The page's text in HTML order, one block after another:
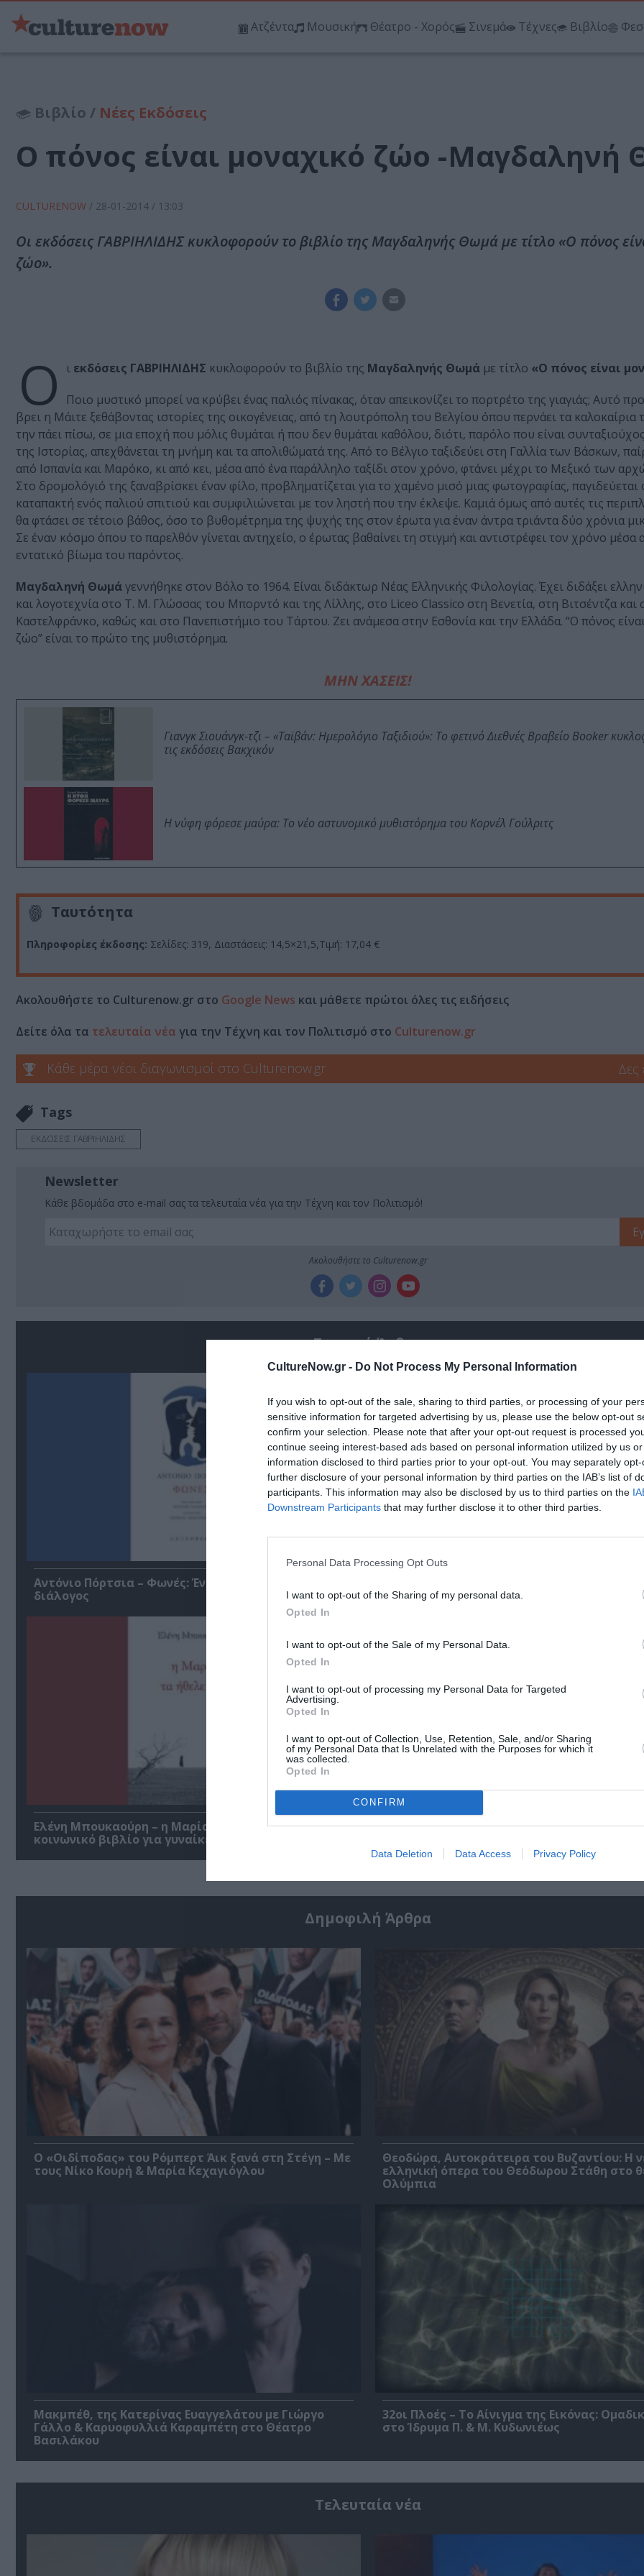
CultureNow.gr - Do Not Process My Personal Information
If you wish to opt-out of the sale, sharing to third parties, or processing of your
sensitive information for targeted advertising by us, please use the below opt-out
confirm your selection. Please note that after your opt-out request is processed
continue seeing interest-based ads based on personal information utilized by us
information disclosed to third parties prior to your opt-out. You may separately
further disclosure of your personal information by third parties on the IAB’s list of
participants. This information may also be disclosed by us to third parties on the
Downstream Participants that may further disclose it to other third parties.
Personal Data Processing Opt Outs
I want to opt-out of the Sharing of my personal data.
Opted In
I want to opt-out of the Sale of my Personal Data.
Opted In
I want to opt-out of processing my Personal Data for Targeted
Advertising.
Opted In
I want to opt-out of Collection, Use, Retention, Sale, and/or Sharing
of my Personal Data that Is Unrelated with the Purposes for which it
was collected.
Opted In
CONFIRM
Data Deletion Data Access Privacy Policy
Ατζέντα Μουσική Θέατρο - Χορός Σινεμά Τέχνες Βιβλίο
Βιβλίο / Νέες Εκδόσεις
Ο πόνος είναι μοναχικό ζώο -Μαγδαληνή
CULTURENOW / 28-01-2014 / 13:03
Οι εκδόσεις ΓΑΒΡΙΗΛΙΔΗΣ κυκλοφορούν το βιβλίο της Μαγδαληνής Θωμά με τίτλο «Ο πόνος
ζώο».
Ο ι εκδόσεις ΓΑΒΡΙΗΛΙΔΗΣ κυκλοφορούν το βιβλίο της Μαγδαληνής Θωμά με τίτλο «Ο πόνος είναι
Ποιο μυστικό μπορεί να κρύβει ένας παλιός πίνακας, όταν απεικονίζει το πορτρέτο της γιαγιάς; Αυτό
βρει η Μάιτε ξεθάβοντας ιστορίες της οικογένειας, από τη λουτρόπολη του Βελγίου όπου περνάει τα καλοκαίρια
την πάει πίσω, σε μια εποχή που μόλις θυμάται ή που δεν θυμάται καθόλου, διότι, παρόλο που είναι
της Ιστορίας, απεχθάνεται τη μνήμη και τα απολιθώματά της. Από το Βέλγιο ταξιδεύει στη Γαλλία των Βάσκων,
από Ισπανία και Μαρόκο, κι από κει, μέσα από ένα παράλληλο ταξίδι στον χρόνο, φτάνει μέχρι το Μεξικό των
Στο δρομολόγιό της ξαναβρίσκει έναν φίλο, προβληματίζεται για το χαμένο μισό μιας φωτογραφίας, παγιδεύεται
καταπακτή ενός παλιού σπιτιού και συμφιλιώνεται με τον ληστή που την έκλεψε. Καμιά όμως από αυτές τις
θα φτάσει σε τέτοιο βάθος, όσο το βυθομέτρημα της ψυχής της στον έρωτα για έναν άντρα τριάντα δύο χρόνια
Σε έναν κόσμο όπου το παρελθόν γίνεται αντηχείο, ο έρωτας βαθαίνει τη στιγμή και αντιστρέφει τον χρόνο μέσα
εντατικό βίωμα του παρόντος.
Μαγδαληνή Θωμάγεννήθηκε στον Βόλο το 1964. Είναι διδάκτωρ Νέας Ελληνικής Φιλολογίας. Έχει διδάξει
και λογοτεχνία στο Τ. Μ. Γλώσσας του Μπορντό και της Λίλλης, στο Liceo Classico στη Βενετία, στη Βιτσέντζα και
Καστελφράνκο, καθώς και στο Πανεπιστήμιο του Τάρτου. Ζει ανάμεσα στην Εσθονία και την Ελλάδα. “Ο πόνος
ζώο” είναι το πρώτο της μυθιστόρημα.
ΜΗΝ ΧΑΣΕΙΣ!
Γιανγκ Σιουάνγκ-τζι – «Ταϊβάν: Ημερολόγιο Ταξιδιού»: Το φετινό Διεθνές Βραβείο Booker
τις εκδόσεις Βακχικόν
Η νύφη φόρεσε μαύρα: Το νέο αστυνομικό μυθιστόρημα του Κορνέλ Γούλριτς
Ταυτότητα
Πληροφορίες έκδοσης: Σελίδες: 319, Διαστάσεις: 14,5×21,5,Τιμή: 17,04 €
Ακολουθήστε το Culturenow.gr στο Google News και μάθετε πρώτοι όλες τις ειδήσεις
Δείτε όλα τα τελευταία νέα για την Τέχνη και τον Πολιτισμό στο Culturenow.gr
Κάθε μέρα νέοι διαγωνισμοί στο Culturenow.gr Δες
Tags
ΕΚΔΟΣΕΙΣ ΓΑΒΡΙΗΛΙΔΗΣ
Newsletter
Κάθε βδομάδα στο e-mail σας τα τελευταία νέα για την Τέχνη και τον Πολιτισμό!
Ακολουθήστε το Culturenow.gr
Σχετικά Άρθρα
Αντόνιο Πόρτσια – Φωνές: Ένα βιβλίο ως εσωτερικός
διάλογος
Φιλίπ Κολλέν – Ο μπάρμαν του Ritz: Ένα
ιστορικό βιβλίο
Ελένη Μπουκαούρη – η Μαρία τα ήθελε όλα: Ένα
κοινωνικό βιβλίο για γυναίκες
Γιώργος Χωματηνός – Βρίκελοι: Το νέο του
Δημοφιλή Άρθρα
O «Οιδίποδας» του Ρόμπερτ Άικ ξανά στη Στέγη – Με
τους Νίκο Κουρή & Μαρία Κεχαγιόγλου
Θεοδώρα, Αυτοκράτειρα του Βυζαντίου: Η
ελληνική όπερα του Θεόδωρου Στάθη στο
Ολύμπια
Μακμπέθ, της Κατερίνας Ευαγγελάτου με Γιώργο
Γάλλο & Καρυοφυλλιά Καραμπέτη στο Θέατρο
Βασιλάκου
32οι Πλοές – Το Αίνιγμα της Εικόνας:
στο Ίδρυμα Π. & Μ. Κυδωνιέως
Τελευταία νέα